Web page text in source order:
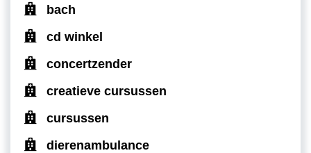
bach
cd winkel
concertzender
creatieve cursussen
cursussen
dierenambulance